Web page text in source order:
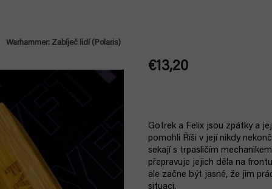
Warhammer: Zabíječ lidí (Polaris)
€13,20
Gotrek a Felix jsou zpátky a
pomohli Říši v její nikdy
sekají s trpasličím
přepravuje jejich děla na
ale začne být jasné, že jim
situaci.